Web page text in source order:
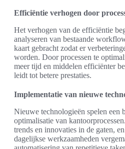
Efficiëntie verhogen door
Het verhogen van de efficiëntie
analyseren van bestaande
kaart gebracht zodat er
worden. Door processen te
meer tijd en middelen efficiënter
leidt tot betere prestaties.
Implementatie van nieuwe
Nieuwe technologieën spelen een
optimalisatie van
trends en innovaties in de gaten,
dagelijkse werkzaamheden